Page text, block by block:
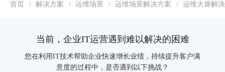
首页 / 解决方案 / 运维场景 / 运维场景解决方案 / 运维大屏解
当前，企业IT运营遇到难以解决的困难
您在利用IT技术帮助企业快速增长业绩，持续提升客户满
意度的过程中，是否遇到以下挑战？